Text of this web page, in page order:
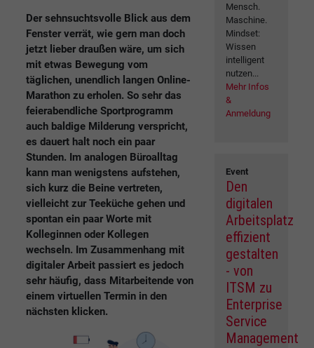
Der sehnsuchtsvolle Blick aus dem
Fenster verrät, wie gern man doch
jetzt lieber draußen wäre, um sich
mit etwas Bewegung vom
täglichen, unendlich langen Online-
Marathon zu erholen. So sehr das
feierabendliche Sportprogramm
auch baldige Milderung verspricht,
es dauert halt noch ein paar
Stunden. Im analogen Büroalltag
kann man wenigstens aufstehen,
sich kurz die Beine vertreten,
vielleicht zur Teeküche gehen und
spontan ein paar Worte mit
Kolleginnen oder Kollegen
wechseln. Im Zusammenhang mit
digitaler Arbeit passiert es jedoch
sehr häufig, dass Mitarbeitende von
einem virtuellen Termin in den
nächsten klicken.
Mensch.
Maschine.
Mindset:
Wissen
intelligent
nutzen...
Mehr Infos
&
Anmeldung
Event
Den
digitalen
Arbeitsplatz
effizient
gestalten
- von
ITSM zu
Enterprise
Service
Management